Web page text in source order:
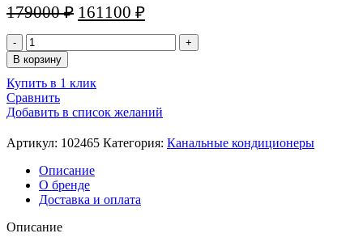
179000₽ Первоначальная
цена
составляла
161100 ₽Текущая
цена:
161100 ₽.
Количество
товара
Канальный
кондиционер,
Ballu
BLCI_D-
В корзину
Купить в 1 клик
Сравнить
Добавить в список желаний
Артикул: 102465 Категория: Канальные кондиционеры
Описание
О бренде
Доставка и оплата
Описание